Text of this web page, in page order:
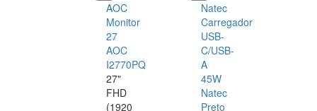
AOC
Monitor
27
AOC
I2770PQ
27"
FHD
(1920
Natec
Carregador
USB-
C/USB-
A
45W
Natec
Preto